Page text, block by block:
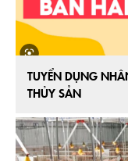
TUYỂN DỤNG
THỦY SẢN